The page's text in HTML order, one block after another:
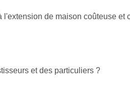
de maison coûteuse et
et des particuliers ?